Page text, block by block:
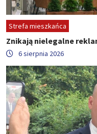
Strefa mieszkańca
Znikają nielegalne
6 sierpnia 2026